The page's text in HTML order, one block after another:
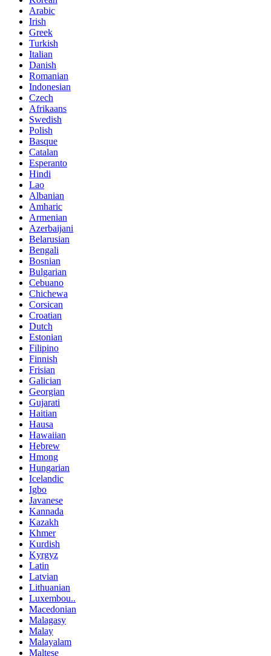
Arabic
Irish
Greek
Turkish
Italian
Danish
Romanian
Indonesian
Czech
Afrikaans
Swedish
Polish
Basque
Catalan
Esperanto
Hindi
Lao
Albanian
Amharic
Armenian
Azerbaijani
Belarusian
Bengali
Bosnian
Bulgarian
Cebuano
Chichewa
Corsican
Croatian
Dutch
Estonian
Filipino
Finnish
Frisian
Galician
Georgian
Gujarati
Haitian
Hausa
Hawaiian
Hebrew
Hmong
Hungarian
Icelandic
Igbo
Javanese
Kannada
Kazakh
Khmer
Kurdish
Kyrgyz
Latin
Latvian
Lithuanian
Luxembou..
Macedonian
Malagasy
Malay
Malayalam
Maltese